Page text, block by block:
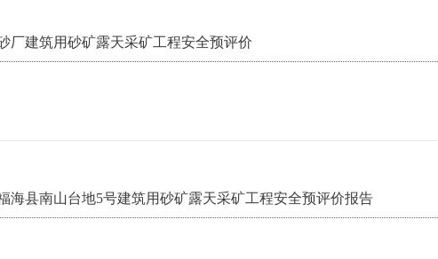
厂建筑用砂矿露天采矿工程安全预评价
海县南山台地5号建筑用砂矿露天采矿工程安全预评价报告